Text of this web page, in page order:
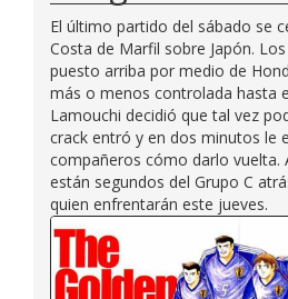
El último partido del sábado se
Costa de Marfil sobre Japón.
puesto arriba por medio de
más o menos controlada hasta
Lamouchi decidió que tal vez
crack entró y en dos minutos le
compañeros cómo darlo vuelta.
están segundos del Grupo C
quien enfrentarán este jueves.